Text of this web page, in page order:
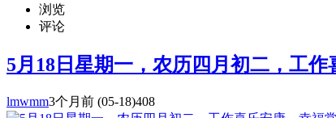
浏览
评论
5月18日星期一，农历四月初二，工
lmwmm3个月前 (05-18)408